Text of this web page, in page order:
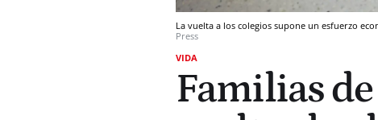
La vuelta a los colegios supone un esfuerzo
Press
VIDA
Familias